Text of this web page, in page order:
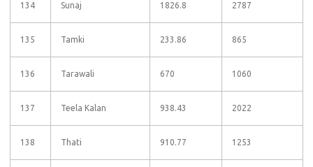
134 Sunaj 1826.8 2787
135 Tamki 233.86 865
136 Tarawali 670 1060
137 Teela Kalan 938.43 2022
138 Thati 910.77 1253